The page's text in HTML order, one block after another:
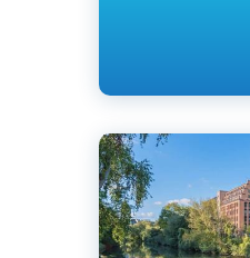
Английский
Берлин, Германия
Частный